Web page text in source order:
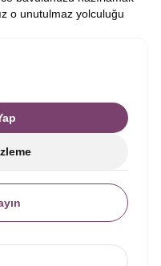
o unutulmaz yolculuğu